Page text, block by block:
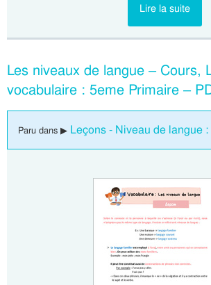
Lire la suite
Les niveaux de langue – Cours,
vocabulaire : 5eme Primaire –
Paru dans ▶ Leçons - Niveau de langue